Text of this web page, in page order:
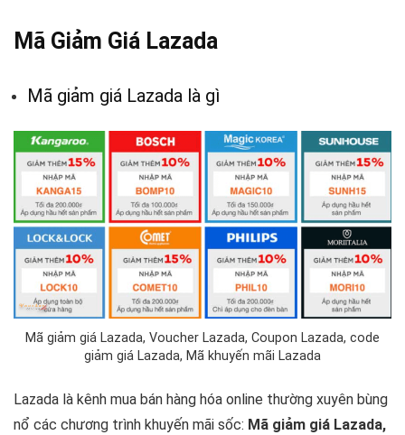
Mã Giảm Giá Lazada
Mã giảm giá Lazada là gì
Mã giảm giá Lazada, Voucher Lazada, Coupon Lazada, code
giảm giá Lazada, Mã khuyến mãi Lazada
Lazada là kênh mua bán hàng hóa online thường xuyên bùng
nổ các chương trình khuyến mãi sốc: Mã giảm giá Lazada,